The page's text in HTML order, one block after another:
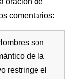
oración de
comentarios:
son
de la
restringe el